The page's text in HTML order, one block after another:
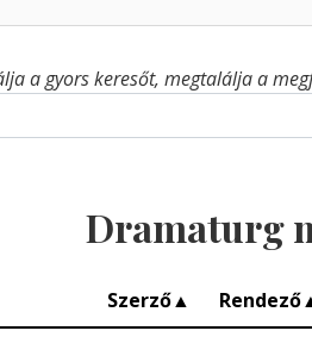
a gyors keresőt, megtalálja a
Dramaturg
Szerző▲ Rendező